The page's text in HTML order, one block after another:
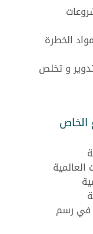
الخطرة
و تخلص
الخاص
في رسم